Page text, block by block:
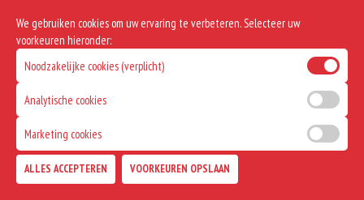
We gebruiken cookies om uw ervaring te verbeteren. Selecteer uw
voorkeuren hieronder:
Noodzakelijke cookies (verplicht)
Analytische cookies
Marketing cookies
ALLES ACCEPTEREN VOORKEUREN OPSLAAN